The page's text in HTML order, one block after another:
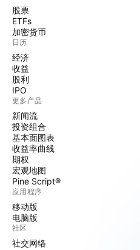
股票
ETFs
加密货币
日历
经济
收益
股利
IPO
更多产品
新闻流
投资组合
基本面图表
收益率曲线
期权
宏观地图
Pine Script®
应用程序
移动版
电脑版
社区
社交网络